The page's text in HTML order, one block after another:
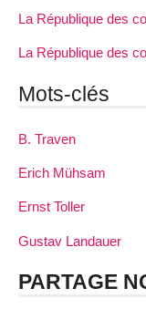
La République des
La République des
Mots-clés
B. Traven
Erich Mühsam
Ernst Toller
Gustav Landauer
PARTAGE